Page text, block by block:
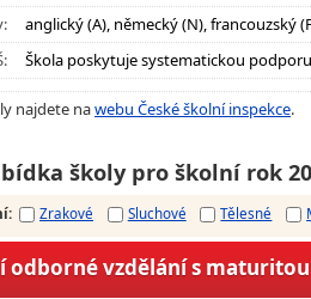
anglický (A), německý (N), francouzský
Škola poskytuje systematickou
najdete nawebu České školní inspekce.
školy pro školní rok
: Zrakové Sluchové Tělesné
odborné vzdělání s maturitou